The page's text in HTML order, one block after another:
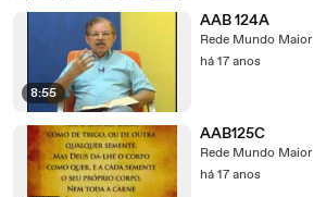
8:55
AAB 124A
Rede Mundo Maior
há 17 anos
AAB125C
Rede Mundo Maior
há 17 anos